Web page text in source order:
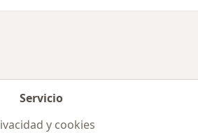
Servicio
y cookies